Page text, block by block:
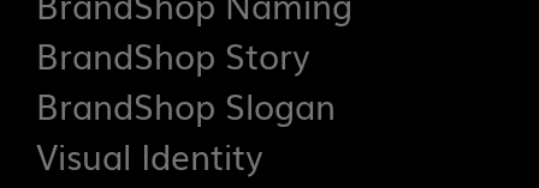
BrandShop Story
BrandShop Slogan
Visual Identity